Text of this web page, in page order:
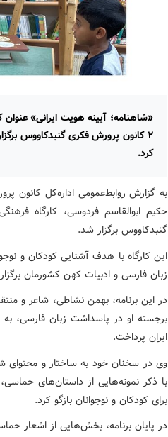
«شاهنامه؛ آیینه هویت ایرانی»
۲ کانون پرورش فکری گنبدکاووس
کرد.
به گزارش روابط‌عمومی اداره‌کل کانون
گنبدکاووس برگزار شد.
این کارگاه با هدف آشنایی کودکان و
زبان فارسی و ادبیات کهن کشورمان
در این برنامه، بهمن نشاطی، شاعر و
برجسته او در پاسداشت زبان فارسی، به
ایران پرداخت.
وی در سخنان خود به ساختار و محتوای
با ذکر نمونه‌هایی از داستان‌های
برای کودکان و نوجوانان بازگو کرد.
در پایان برنامه، بخش‌هایی از اشعار